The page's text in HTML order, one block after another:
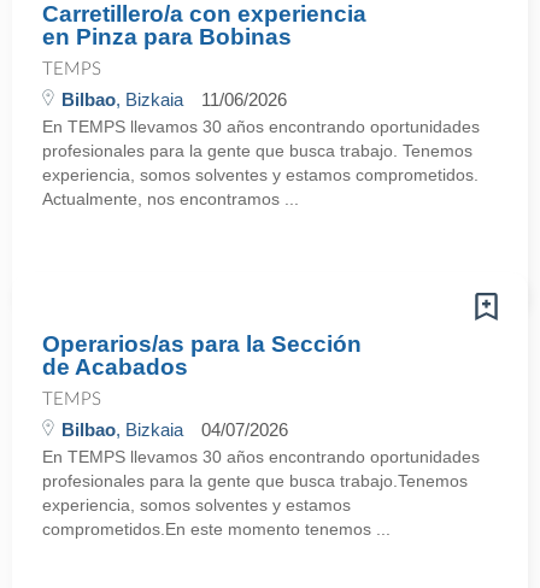
Carretillero/a con experiencia
en Pinza para Bobinas
TEMPS
Bilbao, Bizkaia 11/06/2026
En TEMPS llevamos 30 años encontrando oportunidades
profesionales para la gente que busca trabajo. Tenemos
experiencia, somos solventes y estamos comprometidos.
Actualmente, nos encontramos ...
Operarios/as para la Sección
de Acabados
TEMPS
Bilbao, Bizkaia 04/07/2026
En TEMPS llevamos 30 años encontrando oportunidades
profesionales para la gente que busca trabajo.Tenemos
experiencia, somos solventes y estamos
comprometidos.En este momento tenemos ...